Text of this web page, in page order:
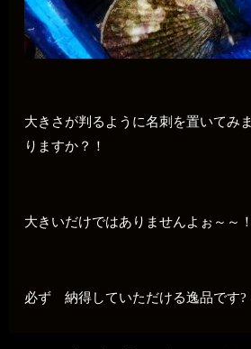
大きさが判るように名刺を置いて
りますか？！
大きいだけではありませんよぉ～～
必ず 納得していただける逸品です?